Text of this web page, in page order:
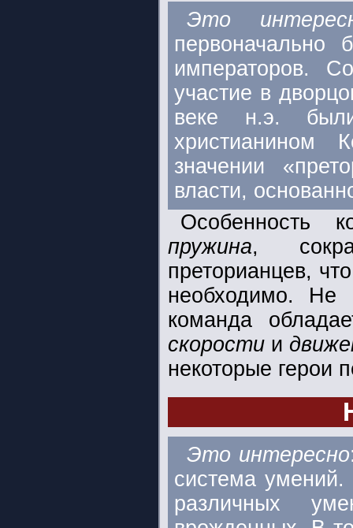
Это
первоначально
императоров.
участие в
веке н.э.
христианином
значении
власти,
Особенность
пружина,
преторианцев,
необходимо. Не
команда
скорости и
некоторые герои
Это интересно
система
различных